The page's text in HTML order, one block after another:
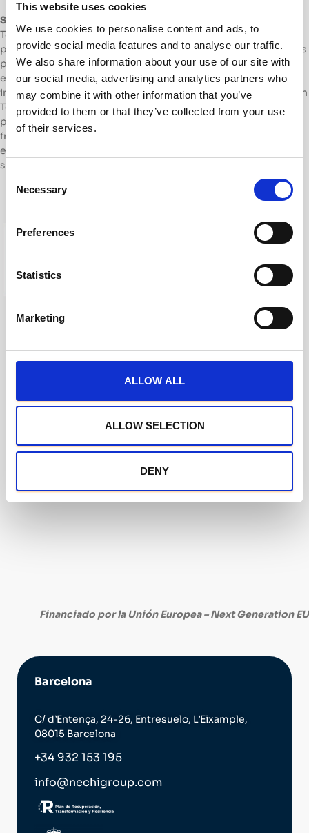
This website uses cookies
We use cookies to personalise content and ads, to
provide social media features and to analyse our traffic.
We also share information about your use of our site with
our social media, advertising and analytics partners who
may combine it with other information that you’ve
provided to them or that they’ve collected from your use
of their services.
Necessary
Preferences
Statistics
Marketing
ALLOW ALL
ALLOW SELECTION
DENY
Sobre Amaisys Technologies (Nechi Group):
Technologies es una PYME innovadora que ejerce como
proveedor internacional de soluciones tecnológicas avanzadas
para los sectores de la industria y la edificación. Su
especialidad abarca áreas transversales de la Industria 4.0,
incluyendo Internet of Things (IoT), Inteligencia Artificial, Green
Tech y automatización de procesos operativos. Su misión
principal es poner la tecnología al alcance de todos para hacer
frente a los retos de la digitalización, impulsando un entorno
empresarial e industrial mucho más abierto, eficiente y
sostenible.
Financiado por la Unión Europea – Next Generation EU
Barcelona
C/ d’Entença, 24-26, Entresuelo, L’Eixample,
08015 Barcelona
+34 932 153 195
info@nechigroup.com